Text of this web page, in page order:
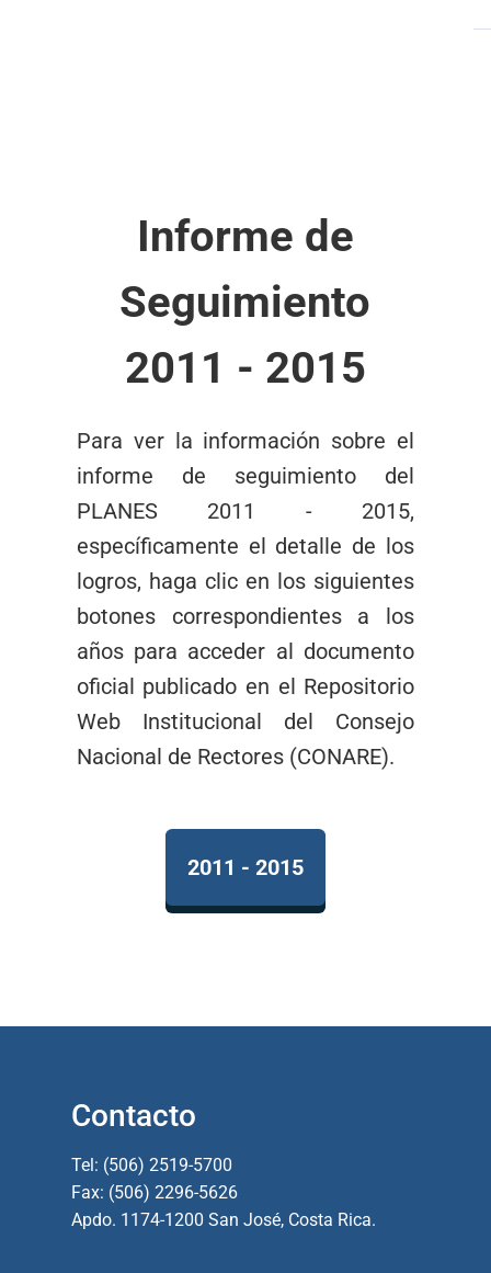
Informe de
Seguimiento
2011 - 2015
Para ver la información sobre el
informe de seguimiento del
PLANES 2011 - 2015,
específicamente el detalle de los
logros, haga clic en los siguientes
botones correspondientes a los
años para acceder al documento
oficial publicado en el Repositorio
Web Institucional del Consejo
Nacional de Rectores (CONARE).
2011 - 2015
Contacto
Tel: (506) 2519-5700
Fax: (506) 2296-5626
Apdo. 1174-1200 San José, Costa Rica.